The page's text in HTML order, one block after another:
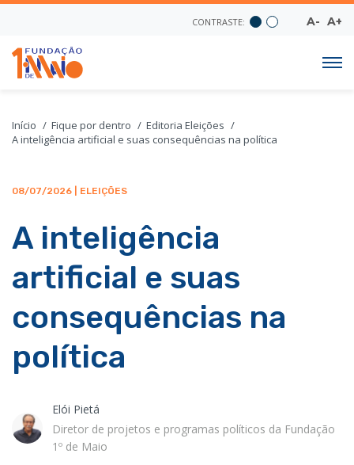
CONTRASTE: A- A+
Início Fique por dentro
Editoria Eleições
A inteligência artificial e suas consequências na política
08/07/2026 | ELEIÇÕES
A inteligência
artificial e suas
consequências na
política
Elói Pietá
Diretor de projetos e programas políticos da Fundação
1º de Maio